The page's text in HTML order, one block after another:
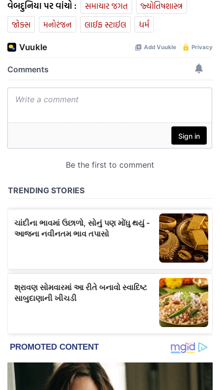
વેબદુનિયા પર વાંચો : સમાચાર જગત
જ્યોતિષશાસ્ત્ર
જોક્સ
મનોરંજન લાઈફ સ્ટાઈલ ધર્મ